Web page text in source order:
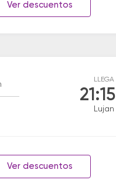
Ver descuentos
LLEGA
21:15
Lujan
Ver descuentos